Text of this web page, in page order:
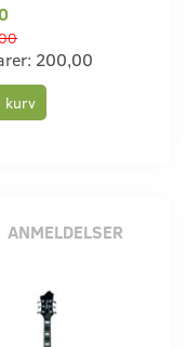
200,00
kurv
ANMELDELSER